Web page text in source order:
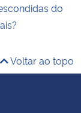
do
Voltar ao topo